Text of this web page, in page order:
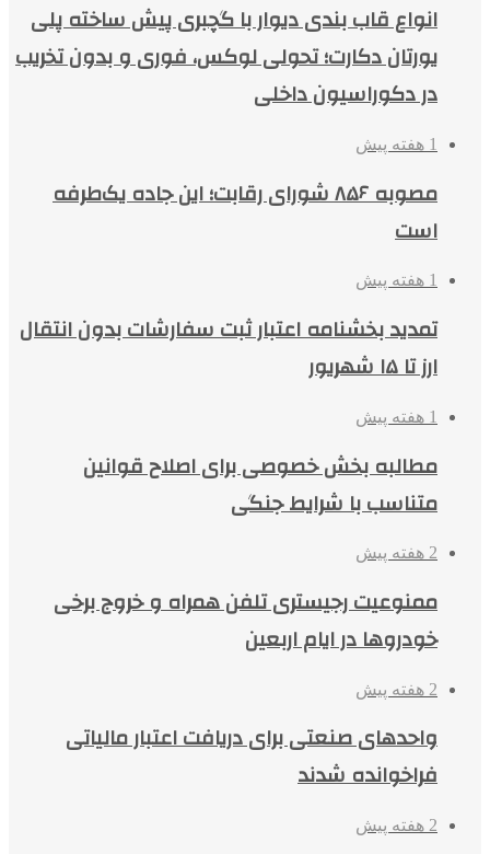
انواع قاب بندی دیوار با گچبری پیش ساخته پلی
یورتان دکارت؛ تحولی لوکس، فوری و بدون تخریب
در دکوراسیون داخلی
1 هفته پیش
مصوبه ۸۵۶ شورای رقابت؛ این جاده یک‌طرفه
است
1 هفته پیش
تمدید بخشنامه اعتبار ثبت سفارشات بدون انتقال
ارز تا ۱۵ شهریور
1 هفته پیش
مطالبه بخش خصوصی برای اصلاح قوانین
متناسب با شرایط جنگی
2 هفته پیش
ممنوعیت رجیستری تلفن همراه و خروج برخی
خودروها در ایام اربعین
2 هفته پیش
واحدهای صنعتی برای دریافت اعتبار مالیاتی
فراخوانده شدند
2 هفته پیش